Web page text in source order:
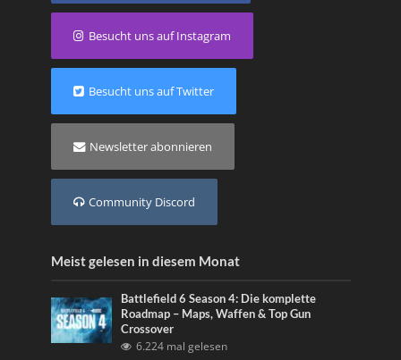
Besucht uns auf Instagram
Besucht uns auf Twitter
Newsletter abonnieren
Community Discord
Meist gelesen in diesem Monat
Battlefield 6 Season 4: Die komplette
Roadmap – Maps, Waffen & Top Gun
Crossover
6.224 mal gelesen